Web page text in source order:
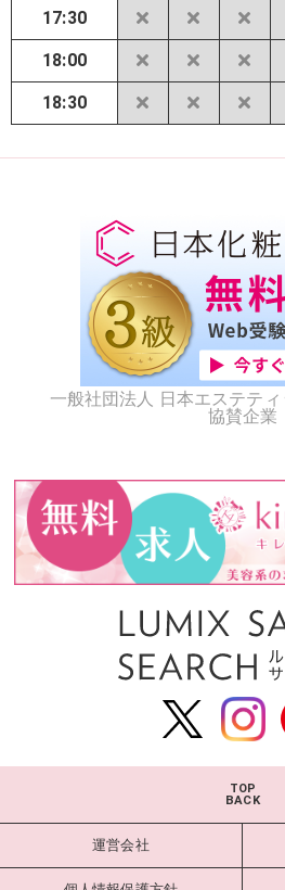
17:30
18:00
18:30
一般社団法人 日本エステティ
協賛企業
TOP
BACK
運営会社